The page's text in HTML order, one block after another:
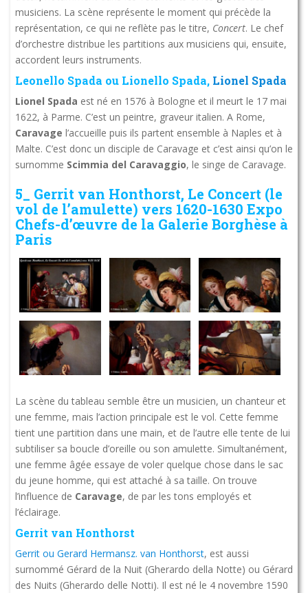
musiciens. La scène représente le moment qui précède la
représentation, ce qui ne reflète pas le titre, Concert. Le chef
d’orchestre distribue les partitions aux musiciens qui, ensuite,
accordent leurs instruments.
Leonello Spada ou Lionello Spada, Lionel Spada
Lionel Spada est né en 1576 à Bologne et il meurt le 17 mai
1622, à Parme. C’est un peintre, graveur italien. A Rome,
Caravage l’accueille puis ils partent ensemble à Naples et à
Malte. C’est donc un disciple de Caravage et c’est ainsi qu’on le
surnomme Scimmia del Caravaggio, le singe de Caravage.
5_ Gerrit van Honthorst, Le Concert (le
vol de l’amulette) vers 1620-1630 Expo
Chefs-d’œuvre de la Galerie Borghèse à
Paris
La scène du tableau semble être un musicien, un chanteur et
une femme, mais l’action principale est le vol. Cette femme
tient une partition dans une main, et de l’autre elle tente de lui
subtiliser sa boucle d’oreille ou son amulette. Simultanément,
une femme âgée essaye de voler quelque chose dans le sac
du jeune homme, qui est attaché à sa taille. On trouve
l’influence de Caravage, de par les tons employés et
l’éclairage.
Gerrit van Honthorst
Gerrit ou Gerard Hermansz. van Honthorst, est aussi
surnommé Gérard de la Nuit (Gherardo della Notte) ou Gérard
des Nuits (Gherardo delle Notti). Il est né le 4 novembre 1590